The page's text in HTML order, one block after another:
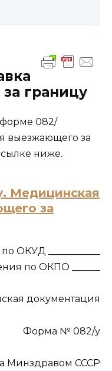
границу
082/
выезжающего за
ниже.
Медицинская
за
ОКУД ___________
по ОКПО ______
документация
Форма № 082/у
СССР